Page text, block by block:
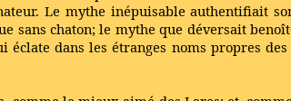
Le mythe inépuisable authentifiait
sans chaton; le mythe que déversait
dans les étranges noms propres des